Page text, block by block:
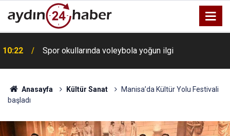
10:22 Spor okullarında voleybola yoğun ilgi
Anasayfa Kültür Sanat
Manisa’da Kültür Yolu Festivali
başladı